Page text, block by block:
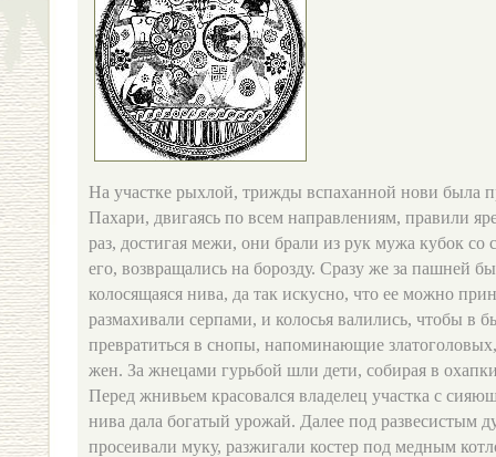
На участке рыхлой, трижды вспаханной нови была
Пахари, двигаясь по всем направлениям, правили
раз, достигая межи, они брали из рук мужа кубок
его, возвращались на борозду. Сразу же за пашней
колосящаяся нива, да так искусно, что ее можно
размахивали серпами, и колосья валились, чтобы в
превратиться в снопы, напоминающие
жен. За жнецами гурьбой шли дети, собирая в
Перед жнивьем красовался владелец участка с
нива дала богатый урожай. Далее под развесистым
просеивали муку, разжигали костер под медным